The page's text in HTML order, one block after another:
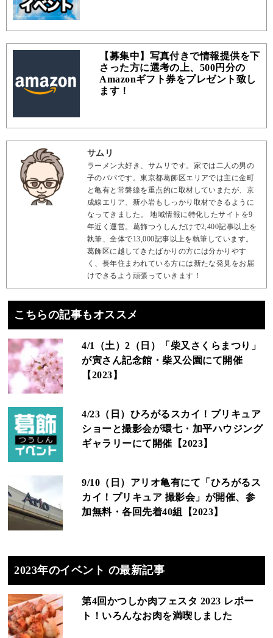
【募集中】写真付きで情報提供を下
さった方に選考の上、500円分の
Amazonギフト券をプレゼント致し
ます！
サムリ
ラーメン大好き、サムリです。家では二人の男の
子のパパです。東京都葛飾区エリアでは主に金町
と亀有と常磐線を重点的に取材していまたが、京
成線エリア、新小岩もしっかり取材できるように
なってきました。 地域情報に特化したサイトを9
年近く運営。葛飾つうしんだけで2,400記事以上を
執筆、全体で13,000記事以上を執筆しています。
葛飾区に越してきたばかりの方には分かりやす
く、長年住まわれている方には新たな発見をお届
けできるよう頑張っていきます！
こちらの記事もオススメ
4/1（土）2（日）「柴又さくらまつり」
が寅さん記念館・柴又公園にて開催
【2023】
4/23（日）ひろがるスカイ！プリキュア
ショーと撮影会が環七・加平ハウジング
ギャラリーにて開催【2023】
9/10（日）アリオ亀有にて「ひろがるス
カイ！プリキュア 撮影会」が開催、参
加無料・各回先着40組【2023】
2023年のイベント の最新記事
第4回かつしか肉フェスタ 2023 レポー
ト！いろんなお肉を満喫しました